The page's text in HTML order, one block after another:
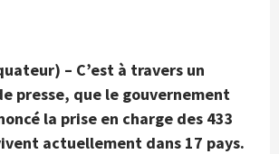
– C’est à travers un
presse, que le gouvernement
la prise en charge des 433
actuellement dans 17 pays.